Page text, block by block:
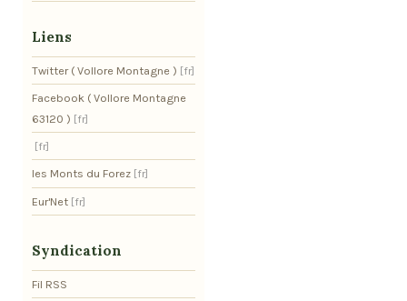
Liens
Twitter ( Vollore Montagne )
Facebook ( Vollore Montagne
63120 )
les Monts du Forez
Eur'Net
Syndication
Fil RSS